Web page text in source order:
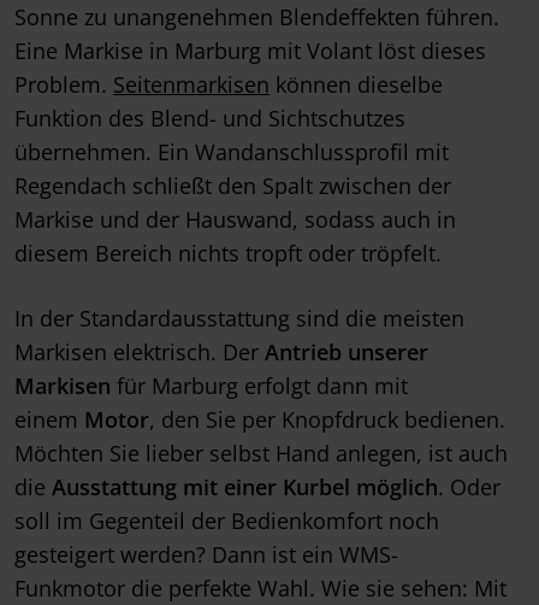
Sonne zu unangenehmen Blendeffekten führen.
Eine Markise in Marburg mit Volant löst dieses
Problem. Seitenmarkisen können dieselbe
Funktion des Blend- und Sichtschutzes
übernehmen. Ein Wandanschlussprofil mit
Regendach schließt den Spalt zwischen der
Markise und der Hauswand, sodass auch in
diesem Bereich nichts tropft oder tröpfelt.
In der Standardausstattung sind die meisten
Markisen elektrisch. Der Antrieb unserer
Markisen für Marburg erfolgt dann mit
einem Motor, den Sie per Knopfdruck bedienen.
Möchten Sie lieber selbst Hand anlegen, ist auch
die Ausstattung mit einer Kurbel möglich. Oder
soll im Gegenteil der Bedienkomfort noch
gesteigert werden? Dann ist ein WMS-
Funkmotor die perfekte Wahl. Wie sie sehen: Mit